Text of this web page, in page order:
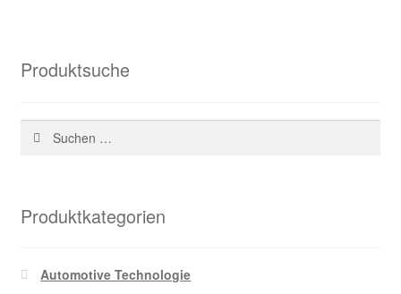
Produktsuche
Suchen
Produktkategorien
Automotive Technologie